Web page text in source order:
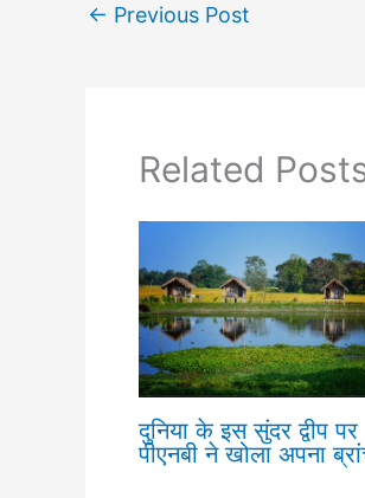
← Previous Post
Related
दुनिया के इस सुंदर द्वीप पर
पीएनबी ने खोला अपना